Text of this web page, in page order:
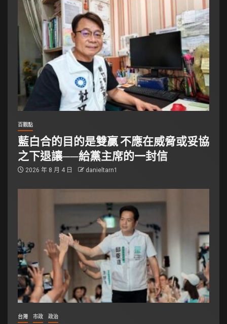
百觀點
藍白合的目的是雙贏 不應在威脅或妥協
之下退讓──給黨主席的一封信
2026 年 8 月 4 日 danieltarn1
台灣 市政 政治